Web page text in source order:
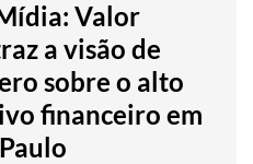
Valor
a visão de
sobre o alto
financeiro em